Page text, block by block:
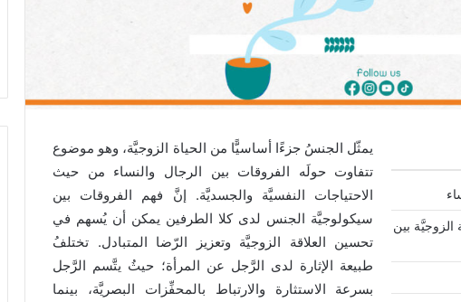
الزوجيَّة بين
يمثّل الجنسُ جزءًا أساسيًّا من الحياة الزوجيَّة، وهو موضوع
تتفاوت حولَه الفروقات بين الرجال والنساء من حيث
الاحتياجات النفسيَّة والجسديَّة. إنَّ فهم الفروقات بين
سيكولوجيَّة الجنس لدى كلا الطرفين يمكن أن يُسهم في
تحسين العلاقة الزوجيَّة وتعزيز الرّضا المتبادل. تختلفُ
طبيعة الإثارة لدى الرَّجل عن المرأة؛ حيثُ يتَّسم الرَّجل
بسرعة الاستثارة والارتباط بالمحفِّزات البصريَّة، بينما